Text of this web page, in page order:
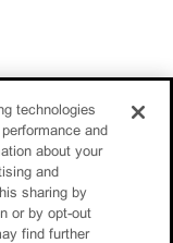
technologies
and
about your
and
sharing by
or by opt-out
find further